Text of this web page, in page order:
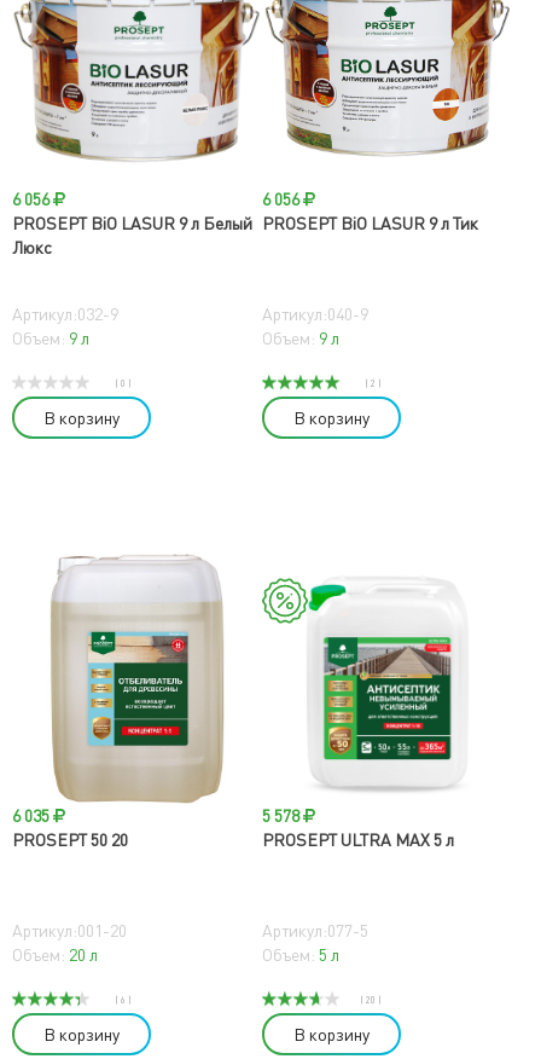
6 056
PROSEPT BiO LASUR 9 л Белый
Люкс
Артикул:032-9
Объем: 9 л
( 0 )
В корзину
6 056
PROSEPT BiO LASUR 9 л Тик
Артикул:040-9
Объем: 9 л
( 2 )
В корзину
6 035
PROSEPT 50 20
Артикул:001-20
Объем: 20 л
( 6 )
В корзину
5 578
PROSEPT ULTRA MAX 5 л
Артикул:077-5
Объем: 5 л
( 20 )
В корзину